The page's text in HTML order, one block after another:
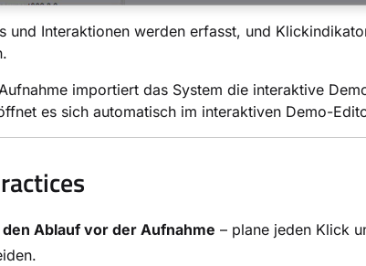
und Interaktionen werden erfasst, und
importiert das System die interaktive
es sich automatisch im interaktiven Demo-
den Ablauf vor der Aufnahme – plane jeden Klick